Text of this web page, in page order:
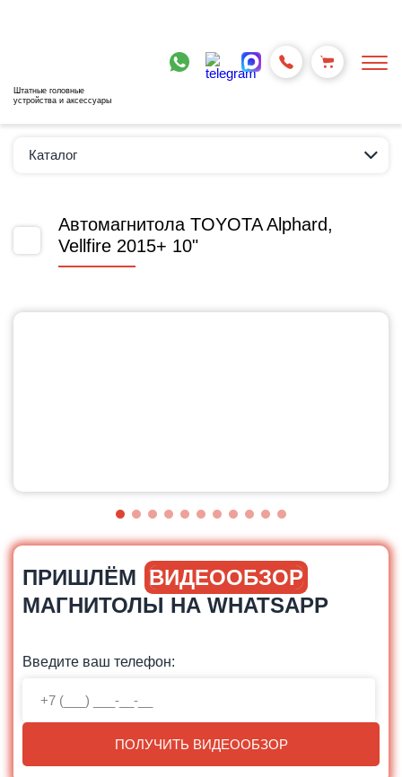
Штатные головные
устройства и аксессуары
Каталог
Автомагнитола TOYOTA Alphard,
Vellfire 2015+ 10"
ПРИШЛЁМ ВИДЕООБЗОР
МАГНИТОЛЫ НА WHATSAPP
Введите ваш телефон:
ПОЛУЧИТЬ ВИДЕООБЗОР